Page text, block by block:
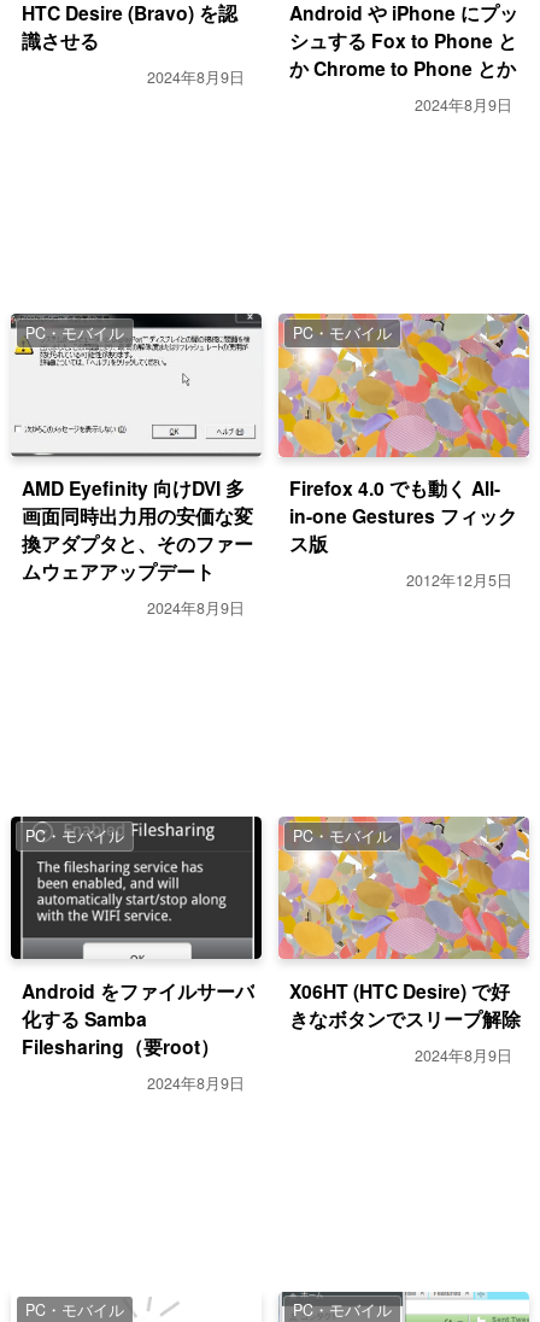
HTC Desire (Bravo) を認
識させる
2024年8月9日
Android や iPhone にプッ
シュする Fox to Phone と
か Chrome to Phone とか
2024年8月9日
PC・モバイル
AMD Eyefinity 向けDVI 多
画面同時出力用の安価な変
換アダプタと、そのファー
ムウェアアップデート
2024年8月9日
PC・モバイル
Firefox 4.0 でも動く All-
in-one Gestures フィック
ス版
2012年12月5日
PC・モバイル
Android をファイルサーバ
化する Samba
Filesharing（要root）
2024年8月9日
PC・モバイル
X06HT (HTC Desire) で好
きなボタンでスリープ解除
2024年8月9日
PC・モバイル PC・モバイル